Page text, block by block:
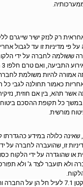
רק לנזק ישיר שייגרם
פי מדיניות זו עד לגבול
כאמור תחולנה לגבי כל
אשר תהא, בין אם חוזית,
במשך כל תקופת ההסכם
מורשית.
שאינה כלולה במידע כהגדרתו
זו, שהועברה לחברה על
או שהוגדרה על ידי הלקוח
ולא תועבר לצד ג' ולא
7.2. האמור בסעיף קטן 7.1 לעיל חל הן על